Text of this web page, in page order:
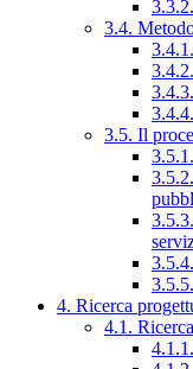
3.4.
3.5. Il
4. Ricerca
4.1.